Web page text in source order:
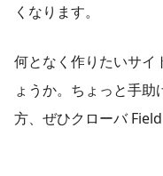
くなります。
何となく作りたいサイ
ょうか。ちょっと手
方、ぜひクローバ